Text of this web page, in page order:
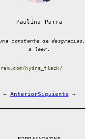
Paulina Parra
constante de
a leer.
hydra_flack/
← AnteriorSiguiente →